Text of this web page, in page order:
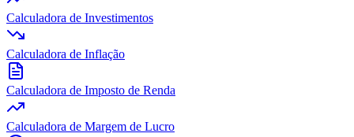
Calculadora de Investimentos
Calculadora de Inflação
Calculadora de Imposto de Renda
Calculadora de Margem de Lucro